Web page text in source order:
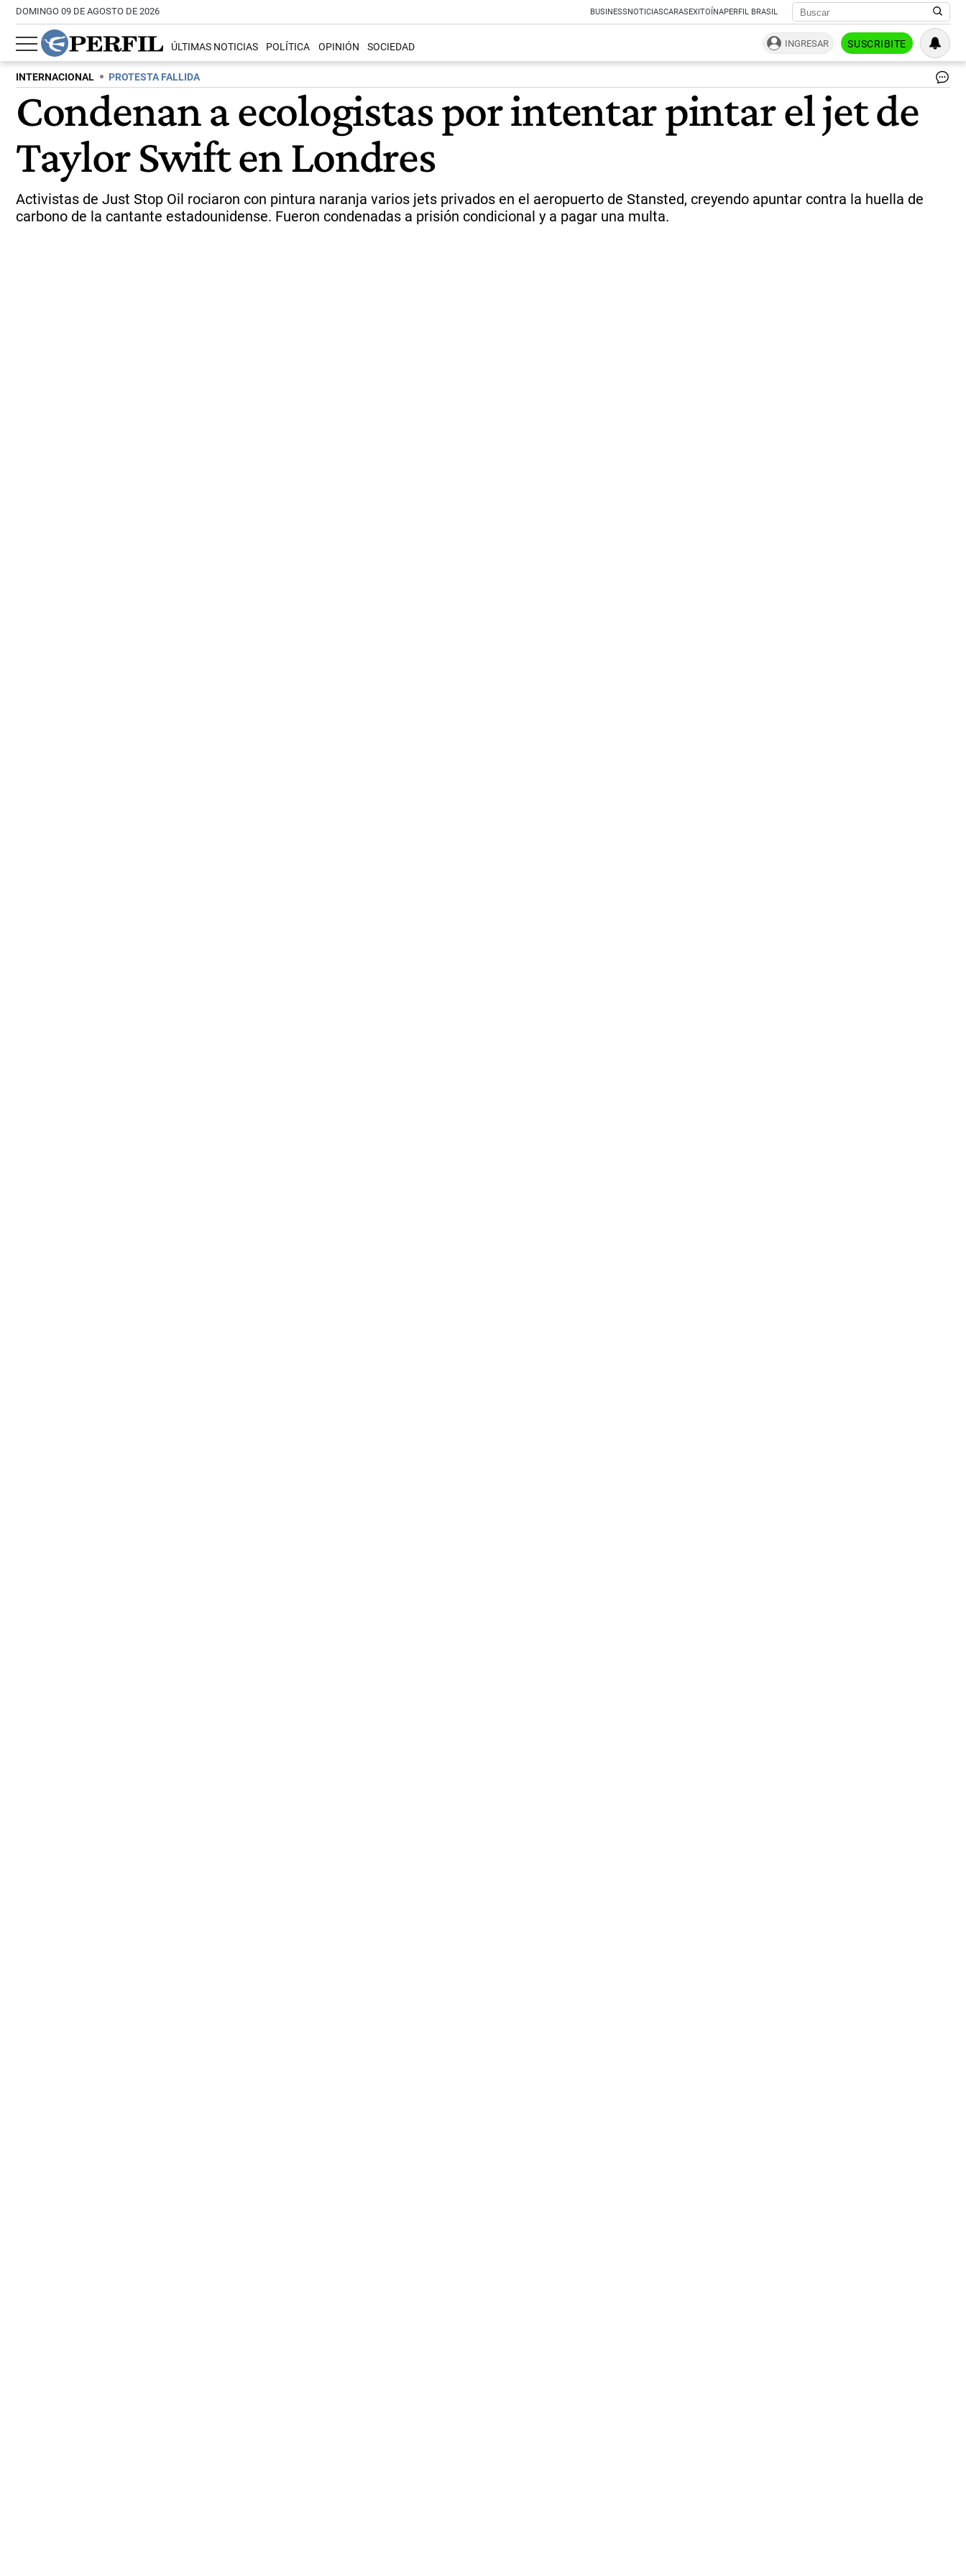
DOMINGO 09 DE AGOSTO DE 2026 BUSINESSNOTICIASCARASEXITOÍNAPERFIL BRASIL
ÚLTIMAS NOTICIAS POLÍTICA OPINIÓN SOCIEDAD INGRESAR SUSCRIBITE
INTERNACIONAL PROTESTA FALLIDA
Condenan a ecologistas por intentar pintar el jet de
Taylor Swift en Londres
Activistas de Just Stop Oil rociaron con pintura naranja varios jets privados en el aeropuerto de Stansted, creyendo apuntar contra la huella de
carbono de la cantante estadounidense. Fueron condenadas a prisión condicional y a pagar una multa.